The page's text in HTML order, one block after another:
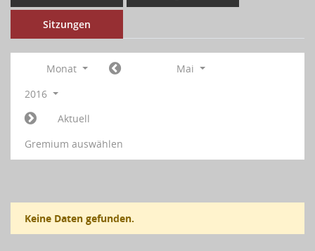
Sitzungen
Monat
Mai
2016
Aktuell
Gremium auswählen
Keine Daten gefunden.